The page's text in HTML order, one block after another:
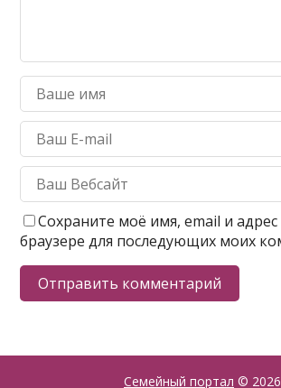
Сохраните моё имя, email и адрес
браузере для последующих моих
Семейный портал © 2026